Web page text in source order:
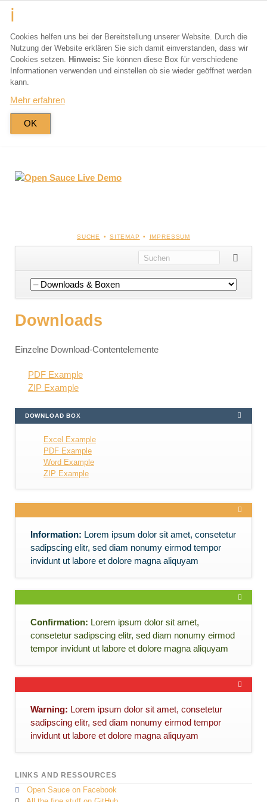
Cookies helfen uns bei der Bereitstellung unserer Website. Durch die
Nutzung der Website erklären Sie sich damit einverstanden, dass wir
Cookies setzen. Hinweis: Sie können diese Box für verschiedene
Informationen verwenden und einstellen ob sie wieder geöffnet werden
kann.
Mehr erfahren
OK
NAVIGATION
ÜBERSPRINGEN
SUCHE SITEMAP IMPRESSUM
Navigation
überspringen
Downloads
Einzelne Download-Contentelemente
PDF Example
ZIP Example
DOWNLOAD BOX
Excel Example
PDF Example
Word Example
ZIP Example
Information: Lorem ipsum dolor sit amet, consetetur
sadipscing elitr, sed diam nonumy eirmod tempor
invidunt ut labore et dolore magna aliquyam
Confirmation: Lorem ipsum dolor sit amet,
consetetur sadipscing elitr, sed diam nonumy eirmod
tempor invidunt ut labore et dolore magna aliquyam
Warning: Lorem ipsum dolor sit amet, consetetur
sadipscing elitr, sed diam nonumy eirmod tempor
invidunt ut labore et dolore magna aliquyam
LINKS AND RESSOURCES
Open Sauce on Facebook